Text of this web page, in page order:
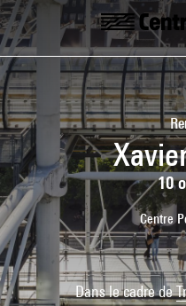
Aller au contenu principal
Centre Pompidou
10
Centre
Dans le cadre de